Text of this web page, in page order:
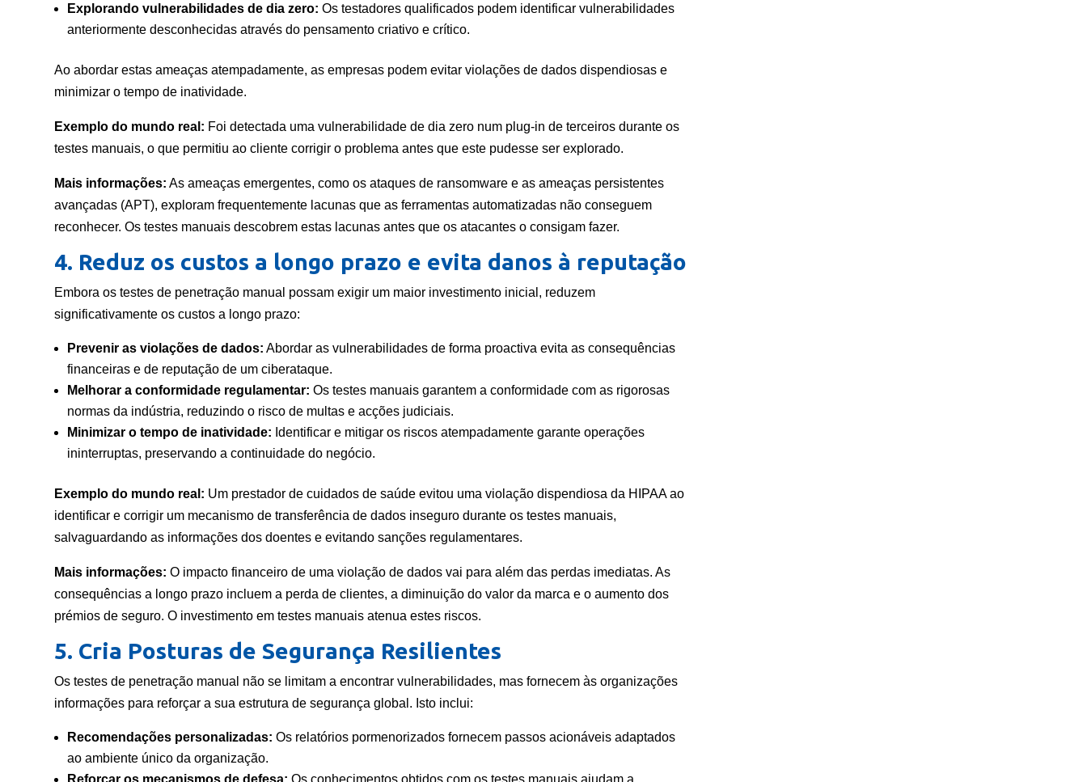
Explorando vulnerabilidades de dia zero: Os testadores qualificados podem identificar vulnerabilidades
anteriormente desconhecidas através do pensamento criativo e crítico.
Ao abordar estas ameaças atempadamente, as empresas podem evitar violações de dados dispendiosas e
minimizar o tempo de inatividade.
Exemplo do mundo real: Foi detectada uma vulnerabilidade de dia zero num plug-in de terceiros durante os
testes manuais, o que permitiu ao cliente corrigir o problema antes que este pudesse ser explorado.
Mais informações: As ameaças emergentes, como os ataques de ransomware e as ameaças persistentes
avançadas (APT), exploram frequentemente lacunas que as ferramentas automatizadas não conseguem
reconhecer. Os testes manuais descobrem estas lacunas antes que os atacantes o consigam fazer.
4. Reduz os custos a longo prazo e evita danos à reputação
Embora os testes de penetração manual possam exigir um maior investimento inicial, reduzem
significativamente os custos a longo prazo:
Prevenir as violações de dados: Abordar as vulnerabilidades de forma proactiva evita as consequências
financeiras e de reputação de um ciberataque.
Melhorar a conformidade regulamentar: Os testes manuais garantem a conformidade com as rigorosas
normas da indústria, reduzindo o risco de multas e acções judiciais.
Minimizar o tempo de inatividade: Identificar e mitigar os riscos atempadamente garante operações
ininterruptas, preservando a continuidade do negócio.
Exemplo do mundo real: Um prestador de cuidados de saúde evitou uma violação dispendiosa da HIPAA ao
identificar e corrigir um mecanismo de transferência de dados inseguro durante os testes manuais,
salvaguardando as informações dos doentes e evitando sanções regulamentares.
Mais informações: O impacto financeiro de uma violação de dados vai para além das perdas imediatas. As
consequências a longo prazo incluem a perda de clientes, a diminuição do valor da marca e o aumento dos
prémios de seguro. O investimento em testes manuais atenua estes riscos.
5. Cria Posturas de Segurança Resilientes
Os testes de penetração manual não se limitam a encontrar vulnerabilidades, mas fornecem às organizações
informações para reforçar a sua estrutura de segurança global. Isto inclui:
Recomendações personalizadas: Os relatórios pormenorizados fornecem passos acionáveis adaptados
ao ambiente único da organização.
Reforçar os mecanismos de defesa: Os conhecimentos obtidos com os testes manuais ajudam a